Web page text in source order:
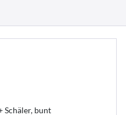
Schäler, bunt